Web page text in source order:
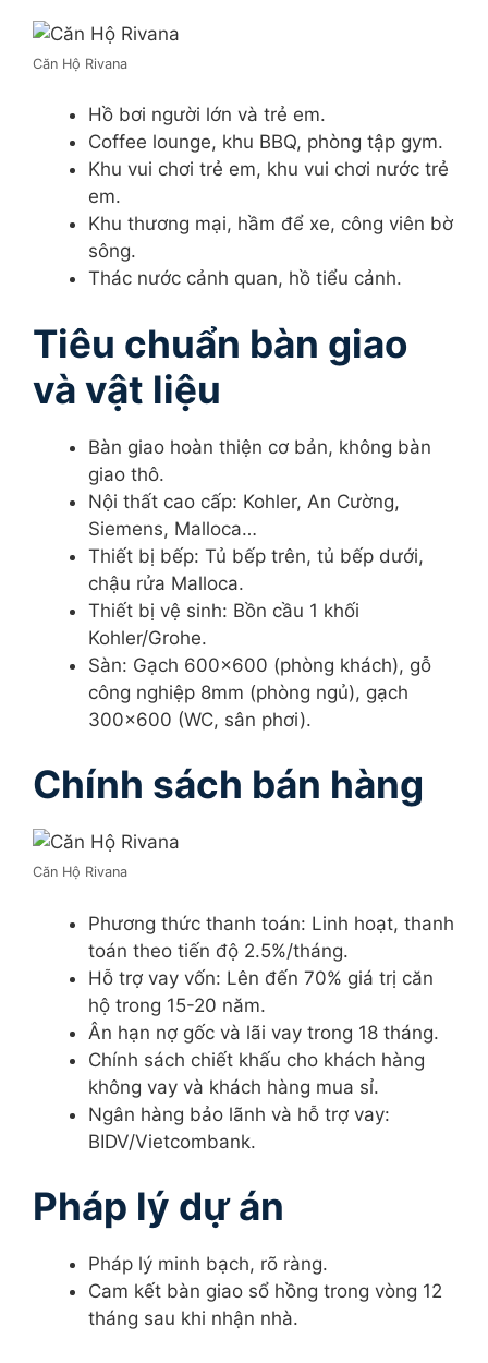
Căn Hộ Rivana
Hồ bơi người lớn và trẻ em.
Coffee lounge, khu BBQ, phòng tập gym.
Khu vui chơi trẻ em, khu vui chơi nước trẻ
em.
Khu thương mại, hầm để xe, công viên bờ
sông.
Thác nước cảnh quan, hồ tiểu cảnh.
Tiêu chuẩn bàn giao
và vật liệu
Bàn giao hoàn thiện cơ bản, không bàn
giao thô.
Nội thất cao cấp: Kohler, An Cường,
Siemens, Malloca…
Thiết bị bếp: Tủ bếp trên, tủ bếp dưới,
chậu rửa Malloca.
Thiết bị vệ sinh: Bồn cầu 1 khối
Kohler/Grohe.
Sàn: Gạch 600×600 (phòng khách), gỗ
công nghiệp 8mm (phòng ngủ), gạch
300×600 (WC, sân phơi).
Chính sách bán hàng
Căn Hộ Rivana
Phương thức thanh toán: Linh hoạt, thanh
toán theo tiến độ 2.5%/tháng.
Hỗ trợ vay vốn: Lên đến 70% giá trị căn
hộ trong 15-20 năm.
Ân hạn nợ gốc và lãi vay trong 18 tháng.
Chính sách chiết khấu cho khách hàng
không vay và khách hàng mua sỉ.
Ngân hàng bảo lãnh và hỗ trợ vay:
BIDV/Vietcombank.
Pháp lý dự án
Pháp lý minh bạch, rõ ràng.
Cam kết bàn giao sổ hồng trong vòng 12
tháng sau khi nhận nhà.